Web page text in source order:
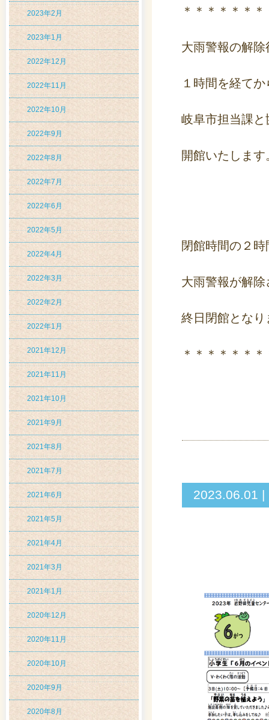
2023年2月
2023年1月
2022年12月
2022年11月
2022年10月
2022年9月
2022年8月
2022年7月
2022年6月
2022年5月
2022年4月
2022年3月
2022年2月
2022年1月
2021年12月
2021年11月
2021年10月
2021年9月
2021年8月
2021年7月
2021年6月
2021年5月
2021年4月
2021年3月
2021年1月
2020年12月
2020年11月
2020年10月
2020年9月
2020年8月
＊＊＊＊＊＊
大雨警報の解除
１時間を経てか
岐阜市担当課
開館いたします
閉館時間の２
大雨警報が解
終日閉館となり
＊＊＊＊＊＊
2023.06.01